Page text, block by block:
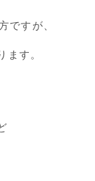
ですが、
ます。